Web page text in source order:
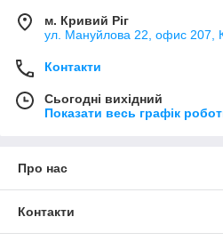
м. Кривий Ріг
ул. Мануйлова 22, офис 207,
Контакти
Сьогодні вихідний
Показати весь графік
Про нас
Контакти